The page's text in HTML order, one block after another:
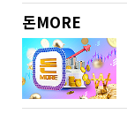
돈MORE